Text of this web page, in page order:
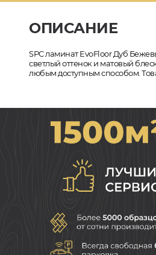
ОПИСАНИЕ
SPC ламинат EvoFloor Дуб
светлый оттенок и матовый
любым доступным способом.